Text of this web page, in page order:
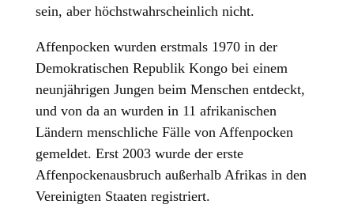
sein, aber höchstwahrscheinlich nicht.
Affenpocken wurden erstmals 1970 in der
Demokratischen Republik Kongo bei einem
neunjährigen Jungen beim Menschen entdeckt,
und von da an wurden in 11 afrikanischen
Ländern menschliche Fälle von Affenpocken
gemeldet. Erst 2003 wurde der erste
Affenpockenausbruch außerhalb Afrikas in den
Vereinigten Staaten registriert.